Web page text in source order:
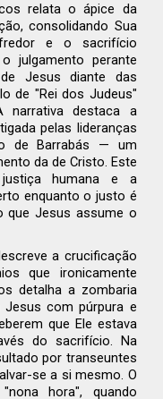
relata o ápice da
consolidando Sua
e o sacrifício
julgamento perante
Jesus diante das
de "Rei dos Judeus"
narrativa destaca a
pelas lideranças
de Barrabás — um
da de Cristo. Este
humana e a
enquanto o justo é
que Jesus assume o
a crucificação
que ironicamente
detalha a zombaria
com púrpura e
que Ele estava
do sacrifício. Na
por transeuntes
se a si mesmo. O
hora", quando